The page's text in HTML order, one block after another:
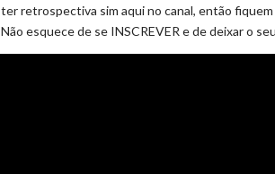
ter retrospectiva sim aqui no canal, então fiquem
Não esquece de se INSCREVER e de deixar o